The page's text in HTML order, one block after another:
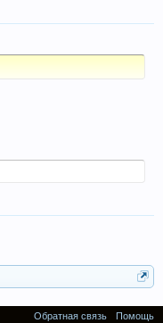
Обратная связь Помощь